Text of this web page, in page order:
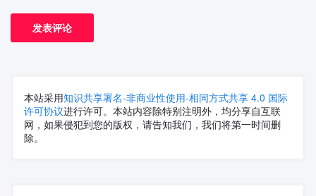
本站采用知识共享署名-非商业性使用-相同方式共享 4.0 国际
许可协议进行许可。本站内容除特别注明外，均分享自互联
网，如果侵犯到您的版权，请告知我们，我们将第一时间删
除。